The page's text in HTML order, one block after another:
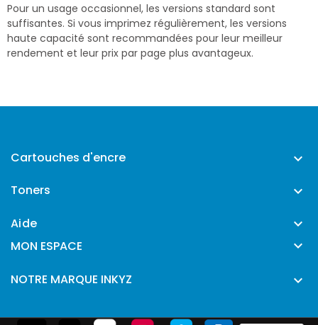
Pour un usage occasionnel, les versions standard sont
suffisantes. Si vous imprimez régulièrement, les versions
haute capacité sont recommandées pour leur meilleur
rendement et leur prix par page plus avantageux.
Cartouches d'encre 
Toners 
Aide 
MON ESPACE 
NOTRE MARQUE INKYZ 